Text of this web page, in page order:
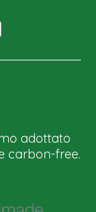
adottato
carbon-free.